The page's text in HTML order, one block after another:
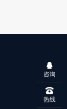
咨询
热线